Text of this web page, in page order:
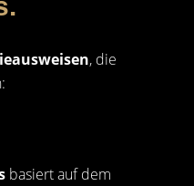
, die
basiert auf dem